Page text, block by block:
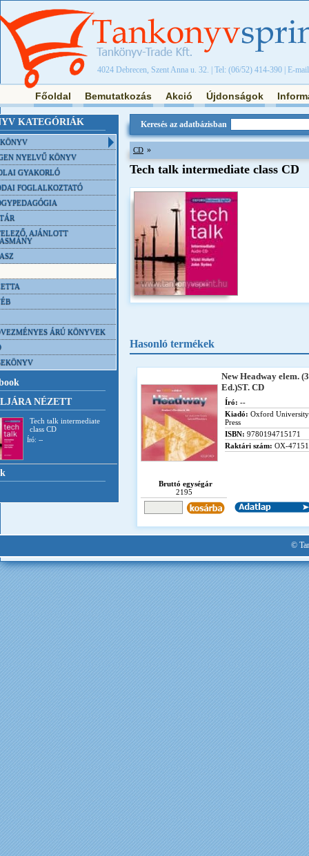
4024 Debrecen, Szent Anna u. 32. | Tel: (06/52) 414-390 | E-
Főoldal Bemutatkozás Akció Újdonságok
KATEGÓRIÁK
NYELVŰ KÖNYV
GYAKORLÓ
FOGLALKOZTATÓ
AJÁNLOTT
ÁRÚ KÖNYVEK
NÉZETT
Tech talk intermediate
class CD
Író: --
Keresés az adatbázisban
CD »
Tech talk intermediate class CD
Hasonló termékek
New Headway elem.
Ed.)ST. CD
Író: --
Kiadó: Oxford University
Press
ISBN: 9780194715171
Raktári szám: OX-
Bruttó egységár
2195
©